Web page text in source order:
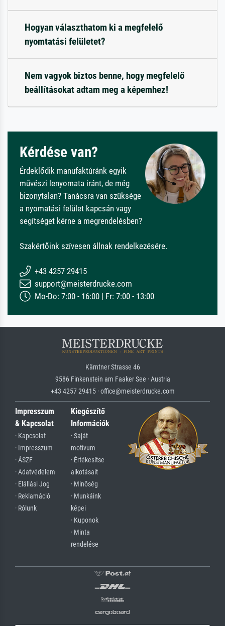
Hogyan választhatom ki a megfelelő
nyomtatási felületet?
Nem vagyok biztos benne, hogy megfelelő
beállításokat adtam meg a képemhez!
Kérdése van?
Érdeklődik manufaktúránk egyik
művészi lenyomata iránt, de még
bizonytalan? Tanácsra van szüksége
a nyomatási felület kapcsán vagy
segítséget kérne a megrendelésben?
Szakértőink szívesen állnak rendelkezésére.
+43 4257 29415
support@meisterdrucke.com
Mo-Do: 7:00 - 16:00 | Fr: 7:00 - 13:00
Kärntner Strasse 46
9586 Finkenstein am Faaker See · Austria
+43 4257 29415 · office@meisterdrucke.com
Impresszum
& Kapcsolat
· Kapcsolat
· Impresszum
· ÁSZF
· Adatvédelem
· Elállási Jog
· Reklamáció
· Rólunk
Kiegészítő
Információk
· Saját
motívum
· Értékesítse
alkotásait
· Minőség
· Munkáink
képei
· Kuponok
· Minta
rendelése